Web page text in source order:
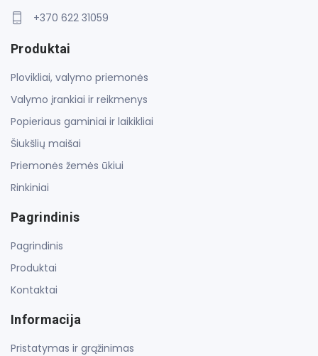
+370 622 31059
Produktai
Plovikliai, valymo priemonės
Valymo įrankiai ir reikmenys
Popieriaus gaminiai ir laikikliai
Šiukšlių maišai
Priemonės žemės ūkiui
Rinkiniai
Pagrindinis
Pagrindinis
Produktai
Kontaktai
Informacija
Pristatymas ir grąžinimas